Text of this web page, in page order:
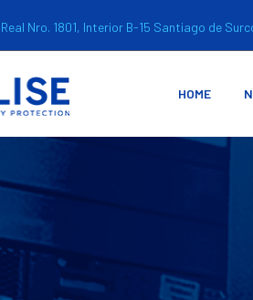
Nro. 1801, Interior B-15 Santiago de
HOME